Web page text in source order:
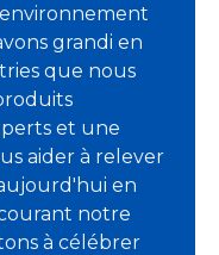
grandi en
que nous
et une
aider à relever
en
notre
à célébrer